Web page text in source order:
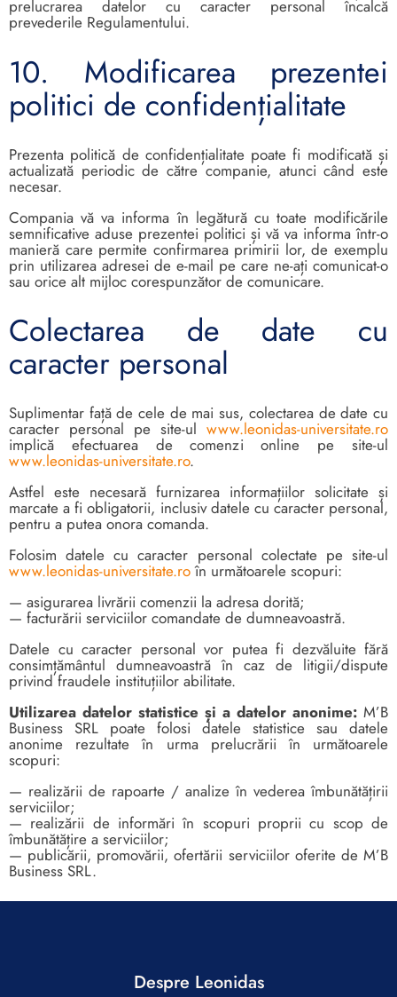
prelucrarea datelor cu caracter personal încalcă
prevederile Regulamentului.
10. Modificarea prezentei
politici de confidențialitate
Prezenta politică de confidențialitate poate fi modificată și
actualizată periodic de către companie, atunci când este
necesar.
Compania vă va informa în legătură cu toate modificările
semnificative aduse prezentei politici și vă va informa într-o
manieră care permite confirmarea primirii lor, de exemplu
prin utilizarea adresei de e-mail pe care ne-ați comunicat-o
sau orice alt mijloc corespunzător de comunicare.
Colectarea de date cu
caracter personal
Suplimentar față de cele de mai sus, colectarea de date cu
caracter personal pe site-ul www.leonidas-universitate.ro
implică efectuarea de comenzi online pe site-ul
www.leonidas-universitate.ro.
Astfel este necesară furnizarea informațiilor solicitate și
marcate a fi obligatorii, inclusiv datele cu caracter personal,
pentru a putea onora comanda.
Folosim datele cu caracter personal colectate pe site-ul
www.leonidas-universitate.roîn următoarele scopuri:
— asigurarea livrării comenzii la adresa dorită;
— facturării serviciilor comandate de dumneavoastră.
Datele cu caracter personal vor putea fi dezvăluite fără
consimțământul dumneavoastră în caz de litigii/dispute
privind fraudele instituțiilor abilitate.
Utilizarea datelor statistice și a datelor anonime: M’B
Business SRL poate folosi datele statistice sau datele
anonime rezultate în urma prelucrării în următoarele
scopuri:
— realizării de rapoarte / analize în vederea îmbunătățirii
serviciilor;
— realizării de informări în scopuri proprii cu scop de
îmbunătățire a serviciilor;
— publicării, promovării, ofertării serviciilor oferite de M’B
Business SRL.
Despre Leonidas